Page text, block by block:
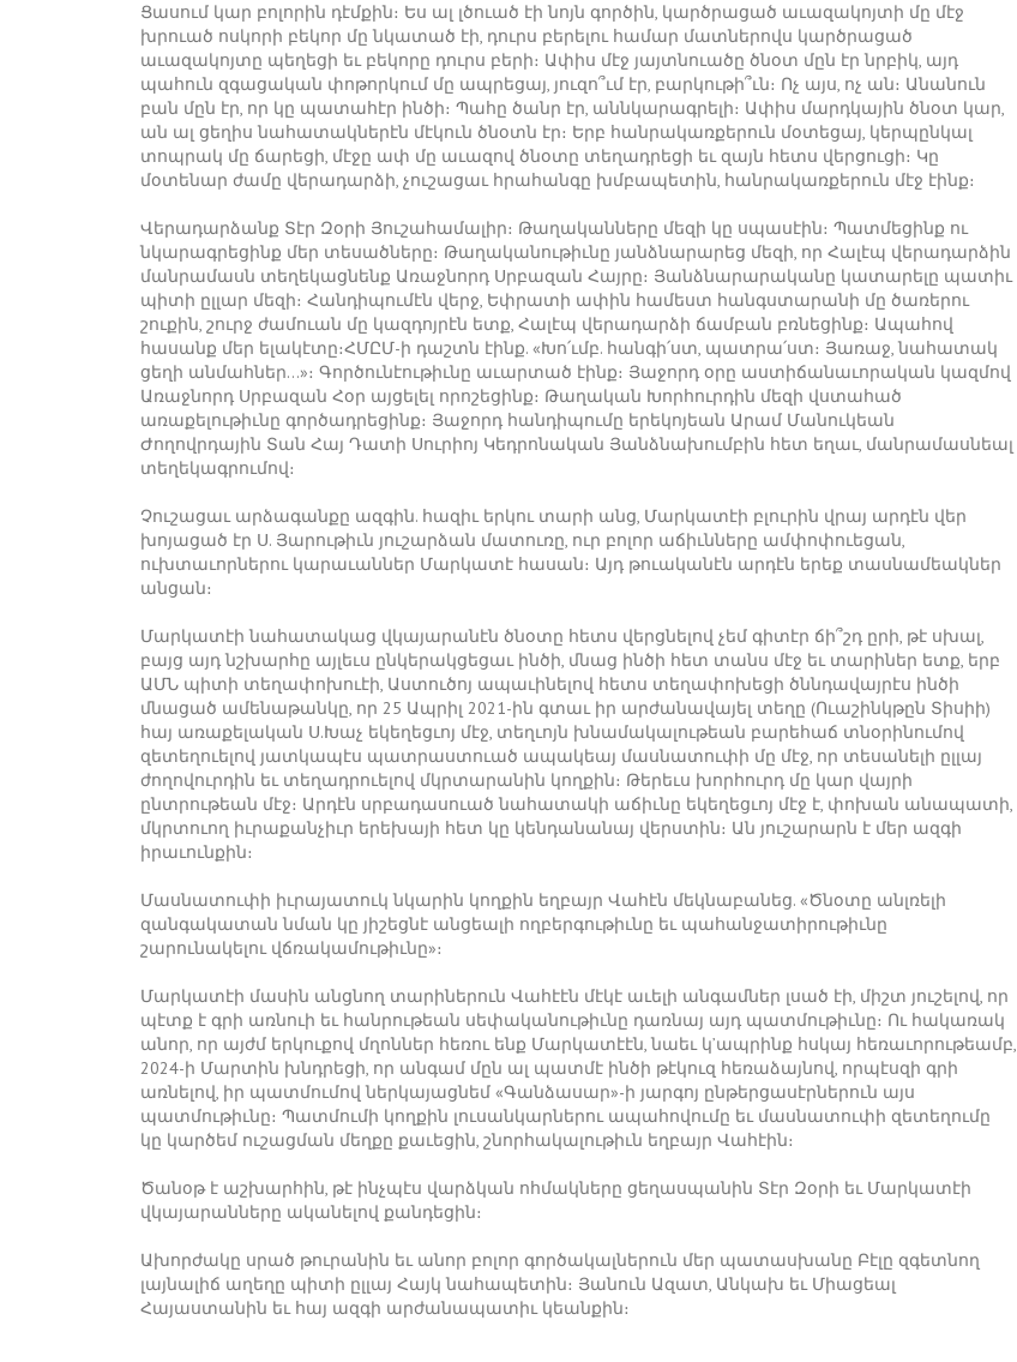
Ցասում կար բոլորին դէմքին։ Ես ալ լծուած էի նոյն գործին, կարծրացած աւազակոյտի մը մէջ
խրուած ոսկորի բեկոր մը նկատած էի, դուրս բերելու համար մատներովս կարծրացած
աւազակոյտը պեղեցի եւ բեկորը դուրս բերի։ Ափիս մէջ յայտնուածը ծնօտ մըն էր նրբիկ, այդ
պահուն զգացական փոթորկում մը ապրեցայ, յուզո՞ւմ էր, բարկութի՞ւն։ Ոչ այս, ոչ ան։ Անանուն
բան մըն էր, որ կը պատահէր ինծի։ Պահը ծանր էր, աննկարագրելի։ Ափիս մարդկային ծնօտ կար,
ան ալ ցեղիս նահատակներէն մէկուն ծնօտն էր։ Երբ հանրակառքերուն մօտեցայ, կերպընկալ
տոպրակ մը ճարեցի, մէջը ափ մը աւազով ծնօտը տեղադրեցի եւ զայն հետս վերցուցի։ Կը
մօտենար ժամը վերադարձի, չուշացաւ հրահանգը խմբապետին, հանրակառքերուն մէջ էինք։
Վերադարձանք Տէր Զօրի Յուշահամալիր։ Թաղականները մեզի կը սպասէին։ Պատմեցինք ու
նկարագրեցինք մեր տեսածները։ Թաղականութիւնը յանձնարարեց մեզի, որ Հալէպ վերադարձին
մանրամասն տեղեկացնենք Առաջնորդ Սրբազան Հայրը։ Յանձնարարականը կատարելը պատիւ
պիտի ըլլար մեզի։ Հանդիպումէն վերջ, Եփրատի ափին համեստ հանգստարանի մը ծառերու
շուքին, շուրջ ժամուան մը կազդոյրէն ետք, Հալէպ վերադարձի ճամբան բռնեցինք։ Ապահով
հասանք մեր ելակէտը։ՀՄԸՄ-ի դաշտն էինք. «Խո՛ւմբ. հանգի՛ստ, պատրա՛ստ։ Յառաջ, նահատակ
ցեղի անմահներ…»։ Գործունէութիւնը աւարտած էինք։ Յաջորդ օրը աստիճանաւորական կազմով
Առաջնորդ Սրբազան Հօր այցելել որոշեցինք։ Թաղական Խորհուրդին մեզի վստահած
առաքելութիւնը գործադրեցինք։ Յաջորդ հանդիպումը երեկոյեան Արամ Մանուկեան
Ժողովրդային Տան Հայ Դատի Սուրիոյ Կեդրոնական Յանձնախումբին հետ եղաւ, մանրամասնեալ
տեղեկագրումով։
Չուշացաւ արձագանքը ազգին. հազիւ երկու տարի անց, Մարկատէի բլուրին վրայ արդէն վեր
խոյացած էր Ս. Յարութիւն յուշարձան մատուռը, ուր բոլոր աճիւնները ամփոփուեցան,
ուխտաւորներու կարաւաններ Մարկատէ հասան։ Այդ թուականէն արդէն երեք տասնամեակներ
անցան։
Մարկատէի նահատակաց վկայարանէն ծնօտը հետս վերցնելով չեմ գիտէր ճի՞շդ ըրի, թէ սխալ,
բայց այդ նշխարհը այլեւս ընկերակցեցաւ ինծի, մնաց ինծի հետ տանս մէջ եւ տարիներ ետք, երբ
ԱՄՆ պիտի տեղափոխուէի, Աստուծոյ ապաւինելով հետս տեղափոխեցի ծննդավայրէս ինծի
մնացած ամենաթանկը, որ 25 Ապրիլ 2021-ին գտաւ իր արժանավայել տեղը (Ուաշինկթըն Տիսիի)
հայ առաքելական Ս.Խաչ եկեղեցւոյ մէջ, տեղւոյն խնամակալութեան բարեհաճ տնօրինումով
զետեղուելով յատկապէս պատրաստուած ապակեայ մասնատուփի մը մէջ, որ տեսանելի ըլլայ
ժողովուրդին եւ տեղադրուելով մկրտարանին կողքին։ Թերեւս խորհուրդ մը կար վայրի
ընտրութեան մէջ։ Արդէն սրբադասուած նահատակի աճիւնը եկեղեցւոյ մէջ է, փոխան անապատի,
մկրտուող իւրաքանչիւր երեխայի հետ կը կենդանանայ վերստին։ Ան յուշարարն է մեր ազգի
իրաւունքին։
Մասնատուփի իւրայատուկ նկարին կողքին եղբայր Վահէն մեկնաբանեց. «Ծնօտը անլռելի
զանգակատան նման կը յիշեցնէ անցեալի ողբերգութիւնը եւ պահանջատիրութիւնը
շարունակելու վճռակամութիւնը»։
Մարկատէի մասին անցնող տարիներուն Վահէէն մէկէ աւելի անգամներ լսած էի, միշտ յուշելով, որ
պէտք է գրի առնուի եւ հանրութեան սեփականութիւնը դառնայ այդ պատմութիւնը։ Ու հակառակ
անոր, որ այժմ երկուքով մղոններ հեռու ենք Մարկատէէն, նաեւ կ’ապրինք հսկայ հեռաւորութեամբ,
2024-ի Մարտին խնդրեցի, որ անգամ մըն ալ պատմէ ինծի թէկուզ հեռաձայնով, որպէսզի գրի
առնելով, իր պատմումով ներկայացնեմ «Գանձասար»-ի յարգոյ ընթերցասէրներուն այս
պատմութիւնը։ Պատմումի կողքին լուսանկարներու ապահովումը եւ մասնատուփի զետեղումը
կը կարծեմ ուշացման մեղքը քաւեցին, շնորհակալութիւն եղբայր Վահէին։
Ծանօթ է աշխարհին, թէ ինչպէս վարձկան ոհմակները ցեղասպանին Տէր Զօրի եւ Մարկատէի
վկայարանները ականելով քանդեցին։
Ախորժակը սրած թուրանին եւ անոր բոլոր գործակալներուն մեր պատասխանը Բէլը զգետնող
լայնալիճ աղեղը պիտի ըլլայ Հայկ նահապետին։ Յանուն Ազատ, Անկախ եւ Միացեալ
Հայաստանին եւ հայ ազգի արժանապատիւ կեանքին։